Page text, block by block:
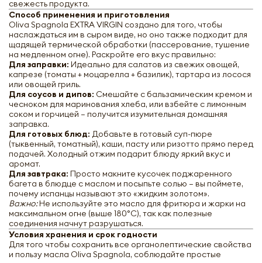
свежесть продукта.
Способ применения и приготовления
Oliva Spagnola EXTRA VIRGIN создано для того, чтобы
наслаждаться им в сыром виде, но оно также подходит для
щадящей термической обработки (пассерование, тушение
на медленном огне). Раскройте его вкус правильно:
Для заправки: Идеально для салатов из свежих овощей,
капрезе (томаты + моцарелла + базилик), тартара из лосося
или овощей гриль.
Для соусов и дипов: Смешайте с бальзамическим кремом и
чесноком для маринования хлеба, или взбейте с лимонным
соком и горчицей — получится изумительная домашняя
заправка.
Для готовых блюд: Добавьте в готовый суп-пюре
(тыквенный, томатный), каши, пасту или ризотто прямо перед
подачей. Холодный отжим подарит блюду яркий вкус и
аромат.
Для завтрака: Просто макните кусочек поджаренного
багета в блюдце с маслом и посыпьте солью — вы поймете,
почему испанцы называют это «жидким золотом».
Важно:Не используйте это масло для фритюра и жарки на
максимальном огне (выше 180°C), так как полезные
соединения начнут разрушаться.
Условия хранения и срок годности
Для того чтобы сохранить все органолептические свойства
и пользу масла Oliva Spagnola, соблюдайте простые
Oliva Spagnola EXTRA VIRGIN Оливковое
масло нерафинированное 500мл